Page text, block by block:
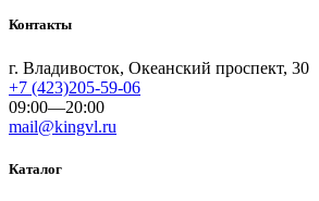
Контакты
г. Владивосток, Океанский проспект, 30
+7 (423)205-59-06
09:00—20:00
mail@kingvl.ru
Каталог